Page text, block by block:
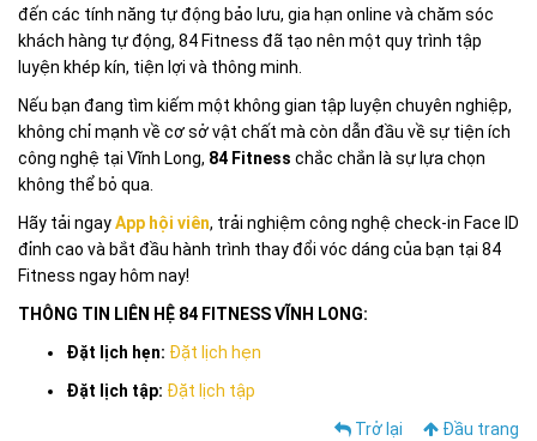
đến các tính năng tự động bảo lưu, gia hạn online và chăm sóc
khách hàng tự động, 84 Fitness đã tạo nên một quy trình tập
luyện khép kín, tiện lợi và thông minh.
Nếu bạn đang tìm kiếm một không gian tập luyện chuyên nghiệp,
không chỉ mạnh về cơ sở vật chất mà còn dẫn đầu về sự tiện ích
công nghệ tại Vĩnh Long, 84 Fitness chắc chắn là sự lựa chọn
không thể bỏ qua.
Hãy tải ngayApp hội viên, trải nghiệm công nghệ check-in Face ID
đỉnh cao và bắt đầu hành trình thay đổi vóc dáng của bạn tại 84
Fitness ngay hôm nay!
THÔNG TIN LIÊN HỆ 84 FITNESS VĨNH LONG:
Đặt lịch hẹn: Đặt lịch hẹn
Đặt lịch tập: Đặt lịch tập
Trở lại
Đầu trang